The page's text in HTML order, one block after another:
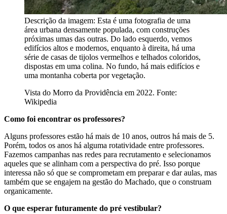
Descrição da imagem: Esta é uma fotografia de uma
área urbana densamente populada, com construções
próximas umas das outras. Do lado esquerdo, vemos
edifícios altos e modernos, enquanto à direita, há uma
série de casas de tijolos vermelhos e telhados coloridos,
dispostas em uma colina. No fundo, há mais edifícios e
uma montanha coberta por vegetação.
Vista do Morro da Providência em 2022. Fonte:
Wikipedia
Como foi encontrar os professores?
Alguns professores estão há mais de 10 anos, outros há mais de 5.
Porém, todos os anos há alguma rotatividade entre professores.
Fazemos campanhas nas redes para recrutamento e selecionamos
aqueles que se alinham com a perspectiva do pré. Isso porque
interessa não só que se comprometam em preparar e dar aulas, mas
também que se engajem na gestão do Machado, que o construam
organicamente.
O que esperar futuramente do pré vestibular?